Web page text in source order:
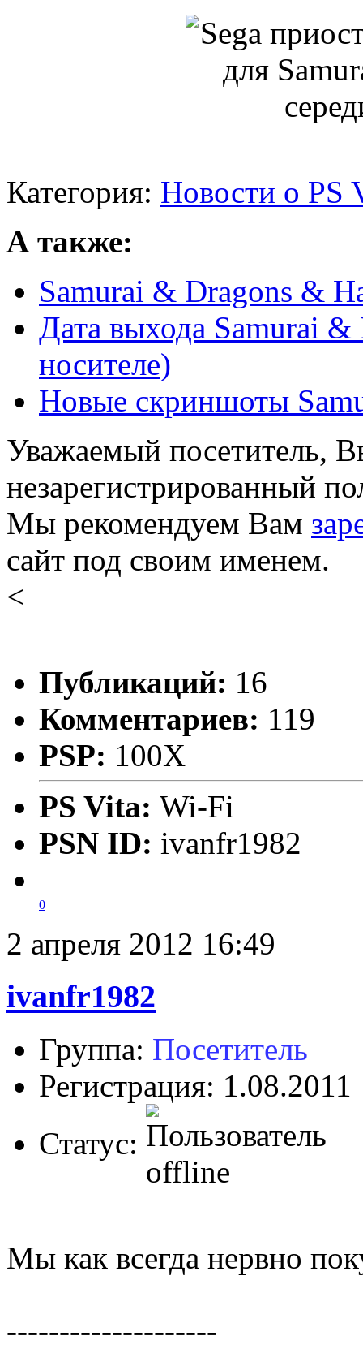
Категория: Новости о PS
А также:
Samurai & Dragons &
Дата выхода Samurai &
носителе)
Новые скриншоты
Уважаемый посетитель,
незарегистрированный
Мы рекомендуем Вам
сайт под своим именем.
<
Публикаций: 16
Комментариев: 119
PSP: 100X
PS Vita: Wi-Fi
PSN ID: ivanfr1982
0
2 апреля 2012 16:49
ivanfr1982
Группа: Посетитель
Регистрация: 1.08.2011
Статус:
Мы как всегда нервно
--------------------